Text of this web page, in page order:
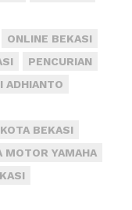
ONLINE BEKASI
PENCURIAN
ADHIANTO
BEKASI
MOTOR YAMAHA